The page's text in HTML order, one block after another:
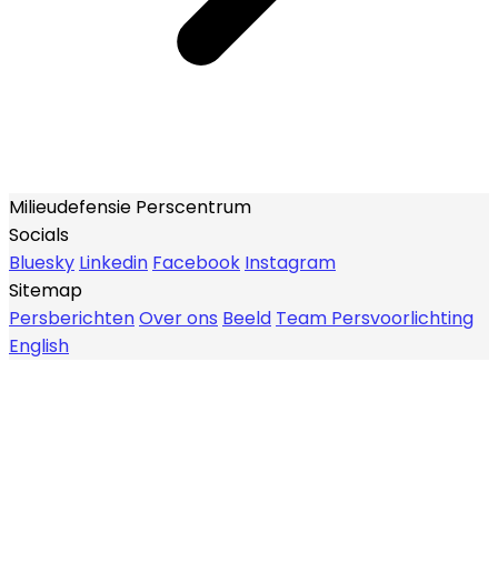
Milieudefensie Perscentrum
Socials
Bluesky Linkedin Facebook Instagram
Sitemap
PersberichtenOver ons Beeld Team Persvoorlichting
English